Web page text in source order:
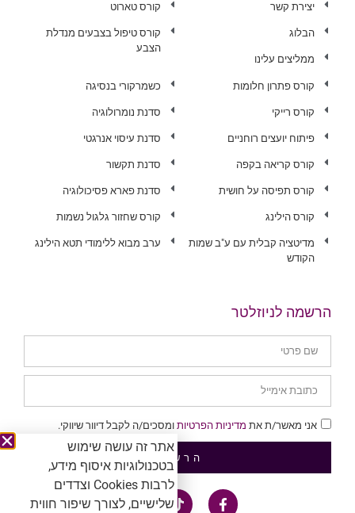
יצירת קשר
הבלוג
ממליצים עלינו
קורס טארוט
קורס טיפול בצבעים מנדלת
הצבע
קורס פתרון חלומות
קורס רייקי
פיתוח יועצים רוחניים
קורס קריאה בקפה
קורס תפיסה על חושית
קורס הילינג
מדיטציה קבלית עם ע"ב שמות
הקודש
כשמרקורי בנסיגה
סדנת נומרולוגיה
סדנת עיסוי אנרגטי
סדנת תקשור
סדנת פארא פסיכולוגיה
קורס שחזור גלגול נשמות
ערב מבוא ללימודי תטא הילינג
הרשמה לניוזלטר
אני מאשר/ת את מדיניות הפרטיות ומסכים/ה לקבל דיוור שיווקי.
הרשמה
אתר זה עושה שימוש
בטכנולוגיות איסוף מידע,
לרבות Cookies וצדדים
שלישיים, לצורך שיפור חווית